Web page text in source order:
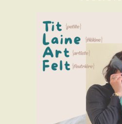
Date:
1 January
Time:Date et horaires
Voir détails sur chaque
Price:Prix selon